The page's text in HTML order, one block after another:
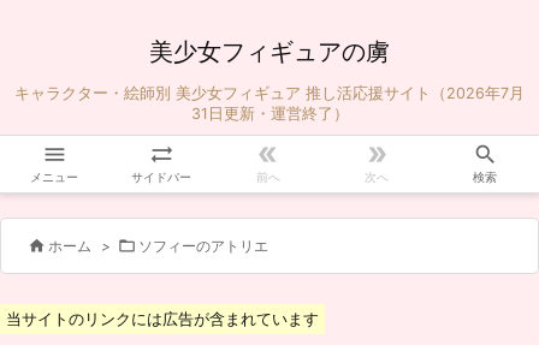
美少女フィギュアの虜
キャラクター・絵師別 美少女フィギュア 推し活応援サイト（2026年7月
31日更新・運営終了）

メニュー

サイドバー

前へ

次へ

検索
 ホーム >  ソフィーのアトリエ
当サイトのリンクには広告が含まれています